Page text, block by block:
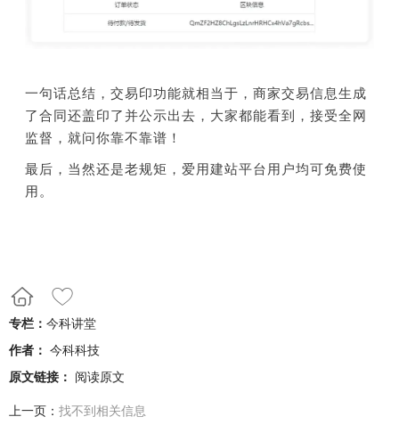
一句话总结，交易印功能就相当于，商家交易信息生成
了合同还盖印了并公示出去，大家都能看到，接受全网
监督，就问你靠不靠谱！
最后，当然还是老规矩，爱用建站平台用户均可免费使
用。
专栏： 今科讲堂
作者： 今科科技
原文链接：
阅读原文
上一页： 找不到相关信息